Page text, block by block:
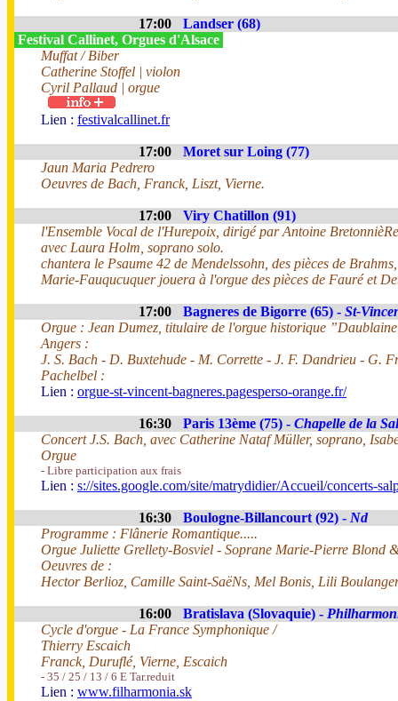
17:00
Landser (68)
Festival Callinet, Orgues d'Alsace
Muffat / Biber
Catherine Stoffel | violon
Cyril Pallaud | orgue
Lien : festivalcallinet.fr
17:00
Moret sur Loing (77)
Jaun Maria Pedrero
Oeuvres de Bach, Franck, Liszt, Vierne.
17:00
Viry Chatillon (91)
l'Ensemble Vocal de l'Hurepoix, dirigé par Antoine
avec Laura Holm, soprano solo.
chantera le Psaume 42 de Mendelssohn, des pièces de
Marie-Fauqucuquer jouera à l'orgue des pièces de Fauré et
17:00 Bagneres de Bigorre (65) - St-
Orgue : Jean Dumez, titulaire de l'orgue historique
Angers :
J. S. Bach - D. Buxtehude - M. Corrette - J. F. Dandrieu - G.
Pachelbel :
Lien : orgue-st-vincent-bagneres.pagesperso-orange.fr/
16:30 Paris 13ème (75) - Chapelle de la
Concert J.S. Bach, avec Catherine Nataf Müller, soprano,
Orgue
- Libre participation aux frais
Lien : s://sites.google.com/site/matrydidier/Accueil/concerts-
16:30 Boulogne-Billancourt (92) - Nd
Programme : Flânerie Romantique.....
Orgue Juliette Grellety-Bosviel - Soprane Marie-Pierre Blond
Oeuvres de :
Hector Berlioz, Camille Saint-SaëNs, Mel Bonis, Lili
16:00 Bratislava (Slovaquie) -
Cycle d'orgue - La France Symphonique /
Thierry Escaich
Franck, Duruflé, Vierne, Escaich
- 35 / 25 / 13 / 6 E Tar.reduit
Lien : www.filharmonia.sk